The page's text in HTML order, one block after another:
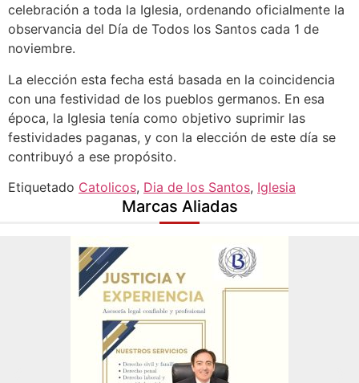
celebración a toda la Iglesia, ordenando oficialmente la
observancia del Día de Todos los Santos cada 1 de
noviembre.
La elección esta fecha está basada en la coincidencia
con una festividad de los pueblos germanos. En esa
época, la Iglesia tenía como objetivo suprimir las
festividades paganas, y con la elección de este día se
contribuyó a ese propósito.
Etiquetado Catolicos, Dia de los Santos, Iglesia
Marcas Aliadas